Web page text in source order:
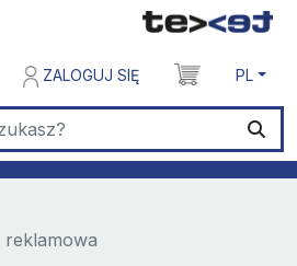
ZALOGUJ SIĘ PL
reklamowa